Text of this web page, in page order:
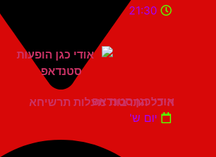
היכל התרבות מעלות תרשיחא
21:30
אודי כגן סטנדאפ
יום ש'